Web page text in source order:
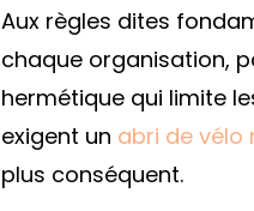
Aux règles dites
chaque organisation,
hermétique qui limite
exigent un abri de vélo
plus conséquent.